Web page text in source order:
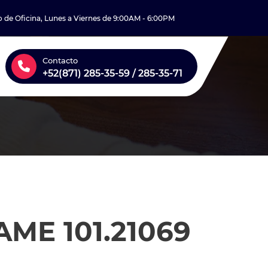
de Oficina, Lunes a Viernes de 9:00AM - 6:00PM
Contacto
+52(871) 285-35-59 / 285-35-71
101.21069